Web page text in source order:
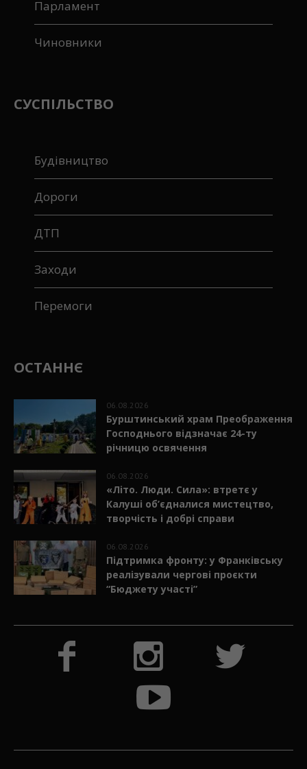
Парламент
Чиновники
СУСПІЛЬСТВО
Будівництво
Дороги
ДТП
Заходи
Перемоги
ОСТАННЄ
06.08.2026
Бурштинський храм Преображення
Господнього відзначає 24-ту
річницю освячення
06.08.2026
«Літо. Люди. Сила»: втретє у
Калуші об’єдналися мистецтво,
творчість і добрі справи
06.08.2026
Підтримка фронту: у Франківську
реалізували чергові проєкти
“Бюджету участі”